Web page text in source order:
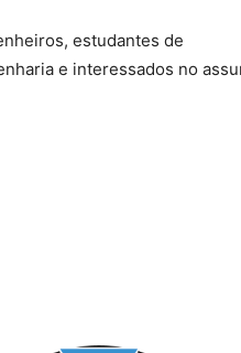
estudantes de
e interessados no